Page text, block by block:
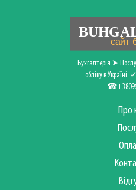
Бухгалтерія ➤
обліку в Україні.
Про